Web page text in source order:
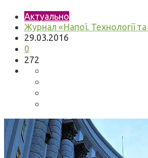
Актуально
Журнал «Напої. Технології та
29.03.2016
0
272